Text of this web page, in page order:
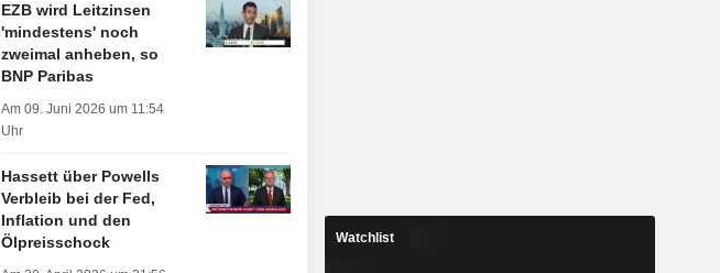
EZB wird Leitzinsen
'mindestens' noch
zweimal anheben, so
BNP Paribas
Am 09. Juni 2026 um 11:54
Uhr
Hassett über Powells
Verbleib bei der Fed,
Inflation und den
Ölpreisschock
Watchlist